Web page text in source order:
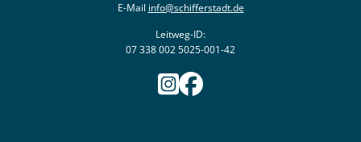
E-Mail info@schifferstadt.de
Leitweg-ID:
07 338 002 5025-001-42